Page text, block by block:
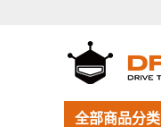
全部商品分类